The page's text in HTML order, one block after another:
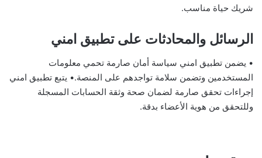
شريك حياة مناسب.
الرسائل والمحادثات على تطبيق امني
• يضمن تطبيق امني سياسة أمان صارمة تحمي معلومات
المستخدمين وتضمن سلامة تواجدهم على المنصة.• يتبع تطبيق امني
إجراءات تحقق صارمة لضمان صحة وثقة الحسابات المسجلة
وللتحقق من هوية الأعضاء بدقة.